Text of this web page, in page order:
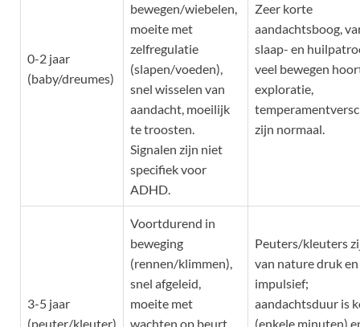
0-2 jaar
(baby/dreumes)
bewegen/wiebelen,
moeite met
zelfregulatie
(slapen/voeden),
snel wisselen van
aandacht, moeilijk
te troosten.
Signalen zijn niet
specifiek voor
ADHD.
Zeer korte
aandachtsboog,
slaap- en
veel bewegen
exploratie,
zijn normaal.
3-5 jaar
(peuter/kleuter)
Voortdurend in
beweging
(rennen/klimmen),
snel afgeleid,
moeite met
wachten op beurt
Peuters/kleuters
van nature druk en
impulsief;
aandachtsduur is
(enkele minuten)